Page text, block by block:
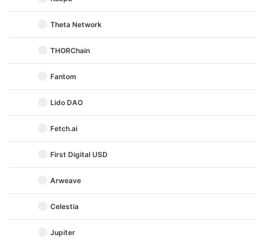
Theta Network
THORChain
Fantom
Lido DAO
Fetch.ai
First Digital USD
Arweave
Celestia
Jupiter